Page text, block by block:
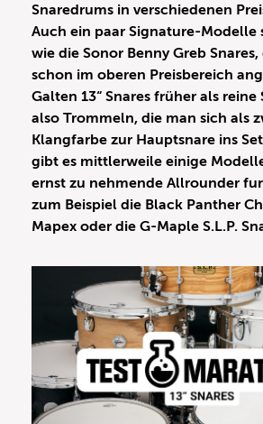
Snaredrums in verschiedenen
Auch ein paar Signature-Modelle
wie die Sonor Benny Greb
schon im oberen Preisbereich
Galten 13“ Snares früher als reine
also Trommeln, die man sich als
Klangfarbe zur Hauptsnare ins
gibt es mittlerweile einige
ernst zu nehmende Allrounder
zum Beispiel die Black Panther
Mapex oder die G-Maple S.L.P.